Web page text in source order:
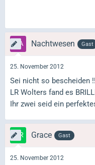
Nachtwesen Gast
25. November 2012
Sei nicht so bescheiden !!
LR Wolters fand es
Ihr zwei seid ein
Grace Gast
25. November 2012